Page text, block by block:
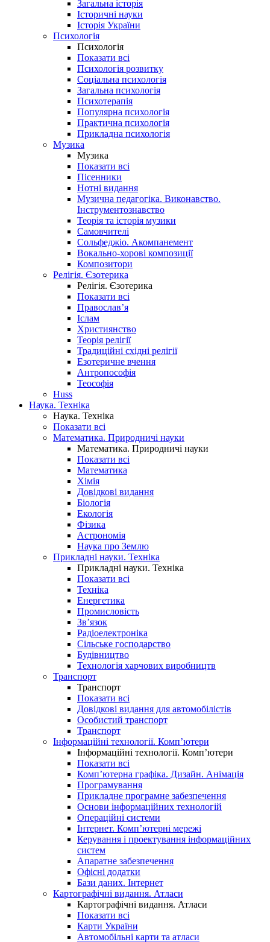
Загальна історія
Історичні науки
Історія України
Психологія
Психологія
Показати всі
Психологія розвитку
Соціальна психологія
Загальна психологія
Психотерапія
Популярна психологія
Практична психологія
Прикладна психологія
Музика
Музика
Показати всі
Пісенники
Нотні видання
Музична педагогіка. Виконавство.
Інструментознавство
Теорія та історія музики
Самовчителі
Сольфеджіо. Акомпанемент
Вокально-хорові композиції
Композитори
Релігія. Єзотерика
Релігія. Єзотерика
Показати всі
Православ’я
Іслам
Християнство
Теорія релігії
Традиційні східні релігії
Езотеричне вчення
Антропософія
Теософія
Huss
Наука. Техніка
Наука. Техніка
Показати всі
Математика. Природничі науки
Математика. Природничі науки
Показати всі
Математика
Хімія
Довідкові видання
Біологія
Екологія
Фізика
Астрономія
Наука про Землю
Прикладні науки. Техніка
Прикладні науки. Техніка
Показати всі
Техніка
Енергетика
Промисловість
Зв’язок
Радіоелектроніка
Сільське господарство
Будівництво
Технологія харчових виробництв
Транспорт
Транспорт
Показати всі
Довідкові видання для автомобілістів
Особистий транспорт
Транспорт
Інформаційні технології. Комп’ютери
Інформаційні технології. Комп’ютери
Показати всі
Комп’ютерна графіка. Дизайн. Анімація
Програмування
Прикладне програмне забезпечення
Основи інформаційних технологій
Операційні системи
Інтернет. Комп’ютерні мережі
Керування і проектування інформаційних
систем
Апаратне забезпечення
Офісні додатки
Бази даних. Інтернет
Картографічні видання. Атласи
Картографічні видання. Атласи
Показати всі
Карти України
Автомобільні карти та атласи